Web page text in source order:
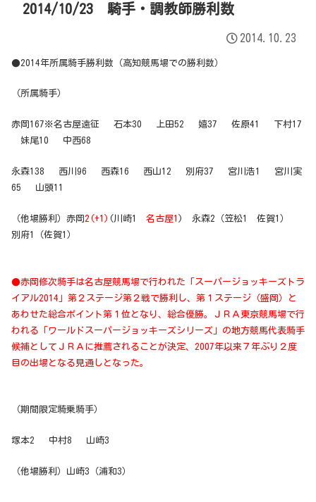
2014/10/23 騎手・調教師勝利数
2014.10.23
●2014年所属騎手勝利数（高知競馬場での勝利数）
（所属騎手）
赤岡167※名古屋遠征 石本30 上田52 嬉37 佐原41 下村17
妹尾10 中西68
永森138 西川96 西森16 西山12 別府37 宮川浩1 宮川実
65 山頭11
（他場勝利）赤岡2(+1) (川崎1 名古屋1 ) 永森2（笠松1 佐賀1）
別府1（佐賀1）
●赤岡修次騎手は名古屋競馬場で行われた「スーパージョッキーズトラ
イアル2014」第２ステージ第２戦で勝利し、第１ステージ（盛岡）と
あわせた総合ポイント第１位となり、総合優勝。ＪＲＡ東京競馬場で行
われる「ワールドスーパージョッキーズシリーズ」の地方競馬代表騎手
候補としてＪＲＡに推薦されることが決定、2007年以来７年ぶり２度
目の出場となる見通しとなった。
（期間限定騎乗騎手）
塚本2 中村8 山崎3
（他場勝利）山崎3（浦和3）